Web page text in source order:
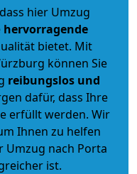
hier Umzug
hervorragende
bietet. Mit
können Sie
reibungslos und
dafür, dass Ihre
erfüllt werden. Wir
Ihnen zu helfen
Umzug nach Porta
ist.